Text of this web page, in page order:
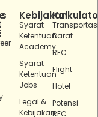
Kebijakan
Syarat
Ketentuan
Academy
Syarat
Ketentuan
Jobs
Legal &
Kebijakan
Darat
REC
Flight
Hotel
Potensi
REC